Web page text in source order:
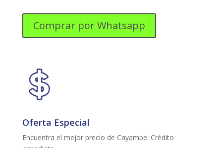
NEGRO
cantidad
Comprar por Whatsapp
Oferta Especial
Encuentra el mejor precio de Cayambe. Crédito